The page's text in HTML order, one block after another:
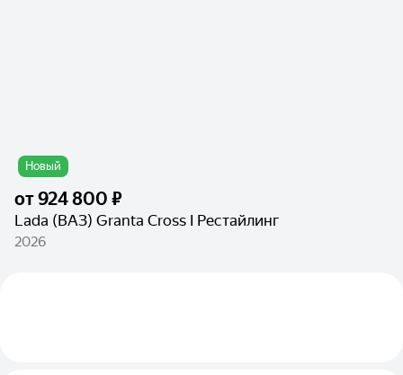
Новый
от924 800 ₽
Lada (ВАЗ) Granta Cross I Рестайлинг
2026